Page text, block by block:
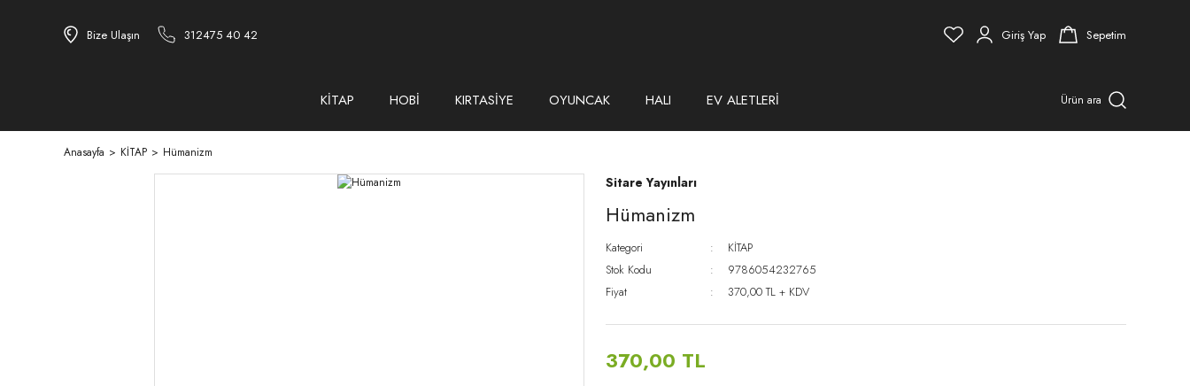
Bize Ulaşın 312475 40 42 Giriş Yap Sepetim
KİTAP HOBİ KIRTASİYE OYUNCAK HALI EV ALETLERİ Ürün ara
Anasayfa KİTAP Hümanizm
Sitare Yayınları
Hümanizm
Kategori
KİTAP
Stok Kodu
9786054232765
Fiyat
370,00 TL + KDV
370,00 TL